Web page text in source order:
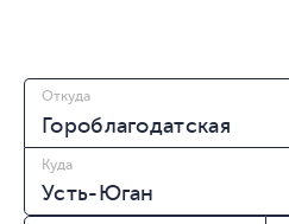
Откуда
Куда